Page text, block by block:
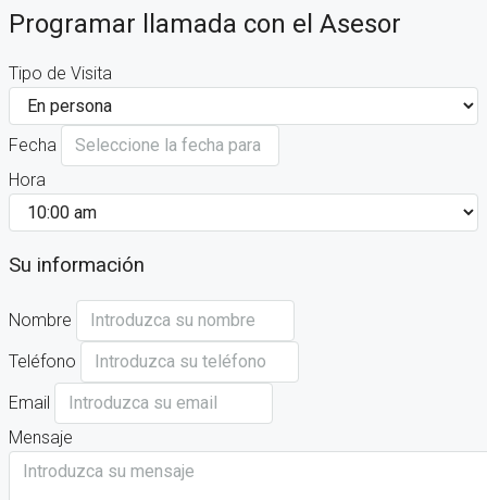
Programar llamada con el Asesor
Tipo de Visita
Fecha
Hora
Su información
Nombre
Teléfono
Email
Mensaje